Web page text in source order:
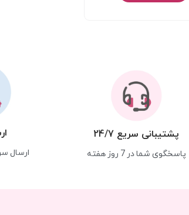
پشتیبانی سریع 24/7
پاسخگوی شما در 7 روز هفته ارسال